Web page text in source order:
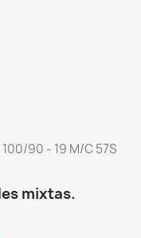
90 - 19 M/C 57S
mixtas.